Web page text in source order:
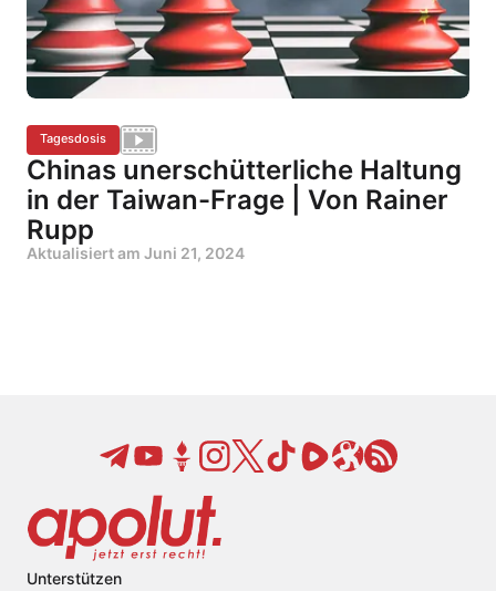
Tagesdosis
Chinas unerschütterliche Haltung
in der Taiwan-Frage | Von Rainer
Rupp
Aktualisiert am Juni 21, 2024
Unterstützen